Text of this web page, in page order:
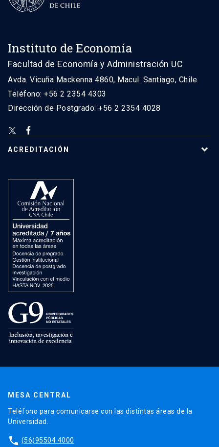
Instituto de Economía
Facultad de Economía y Administración UC
Avda. Vicuña Mackenna 4860, Macul. Santiago, Chile
Teléfono: +56 2 2354 4303
Dirección de Postgrado: +56 2 2354 4028
ACREDITACIÓN
MESA CENTRAL
Teléfono para comunicarse con las distintas áreas de la
Universidad.
phone (56)95504 4000